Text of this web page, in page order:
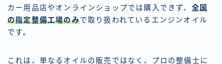
カー用品店やオンラインショップでは購入できず、 全国
の指定整備工場のみで取り扱われているエンジンオイル
です。
これは、単なるオイルの販売ではなく、プロの整備士に